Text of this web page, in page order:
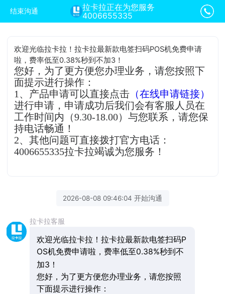
结束沟通
拉卡拉正在为您服务
4006655335
欢迎光临拉卡拉！拉卡拉最新款电签扫码POS机免费申请
啦，费率低至0.38%秒到不加3！
您好，为了更方便您办理业务，请您按照下
面提示进行操作：
1、产品申请可以直接点击 （在线申请链接）
进行申请，申请成功后我们会有客服人员在
工作时间内（9.30-18.00）与您联系，请您保
持电话畅通！
2、其他问题可直接拨打官方电话：
4006655335拉卡拉竭诚为您服务！
2026-08-08 09:46:04 开始沟通
拉卡拉客服
欢迎光临拉卡拉！拉卡拉最新款电签扫码P
OS机免费申请啦，费率低至0.38%秒到不
加3！
您好，为了更方便您办理业务，请您按照
下面提示进行操作：